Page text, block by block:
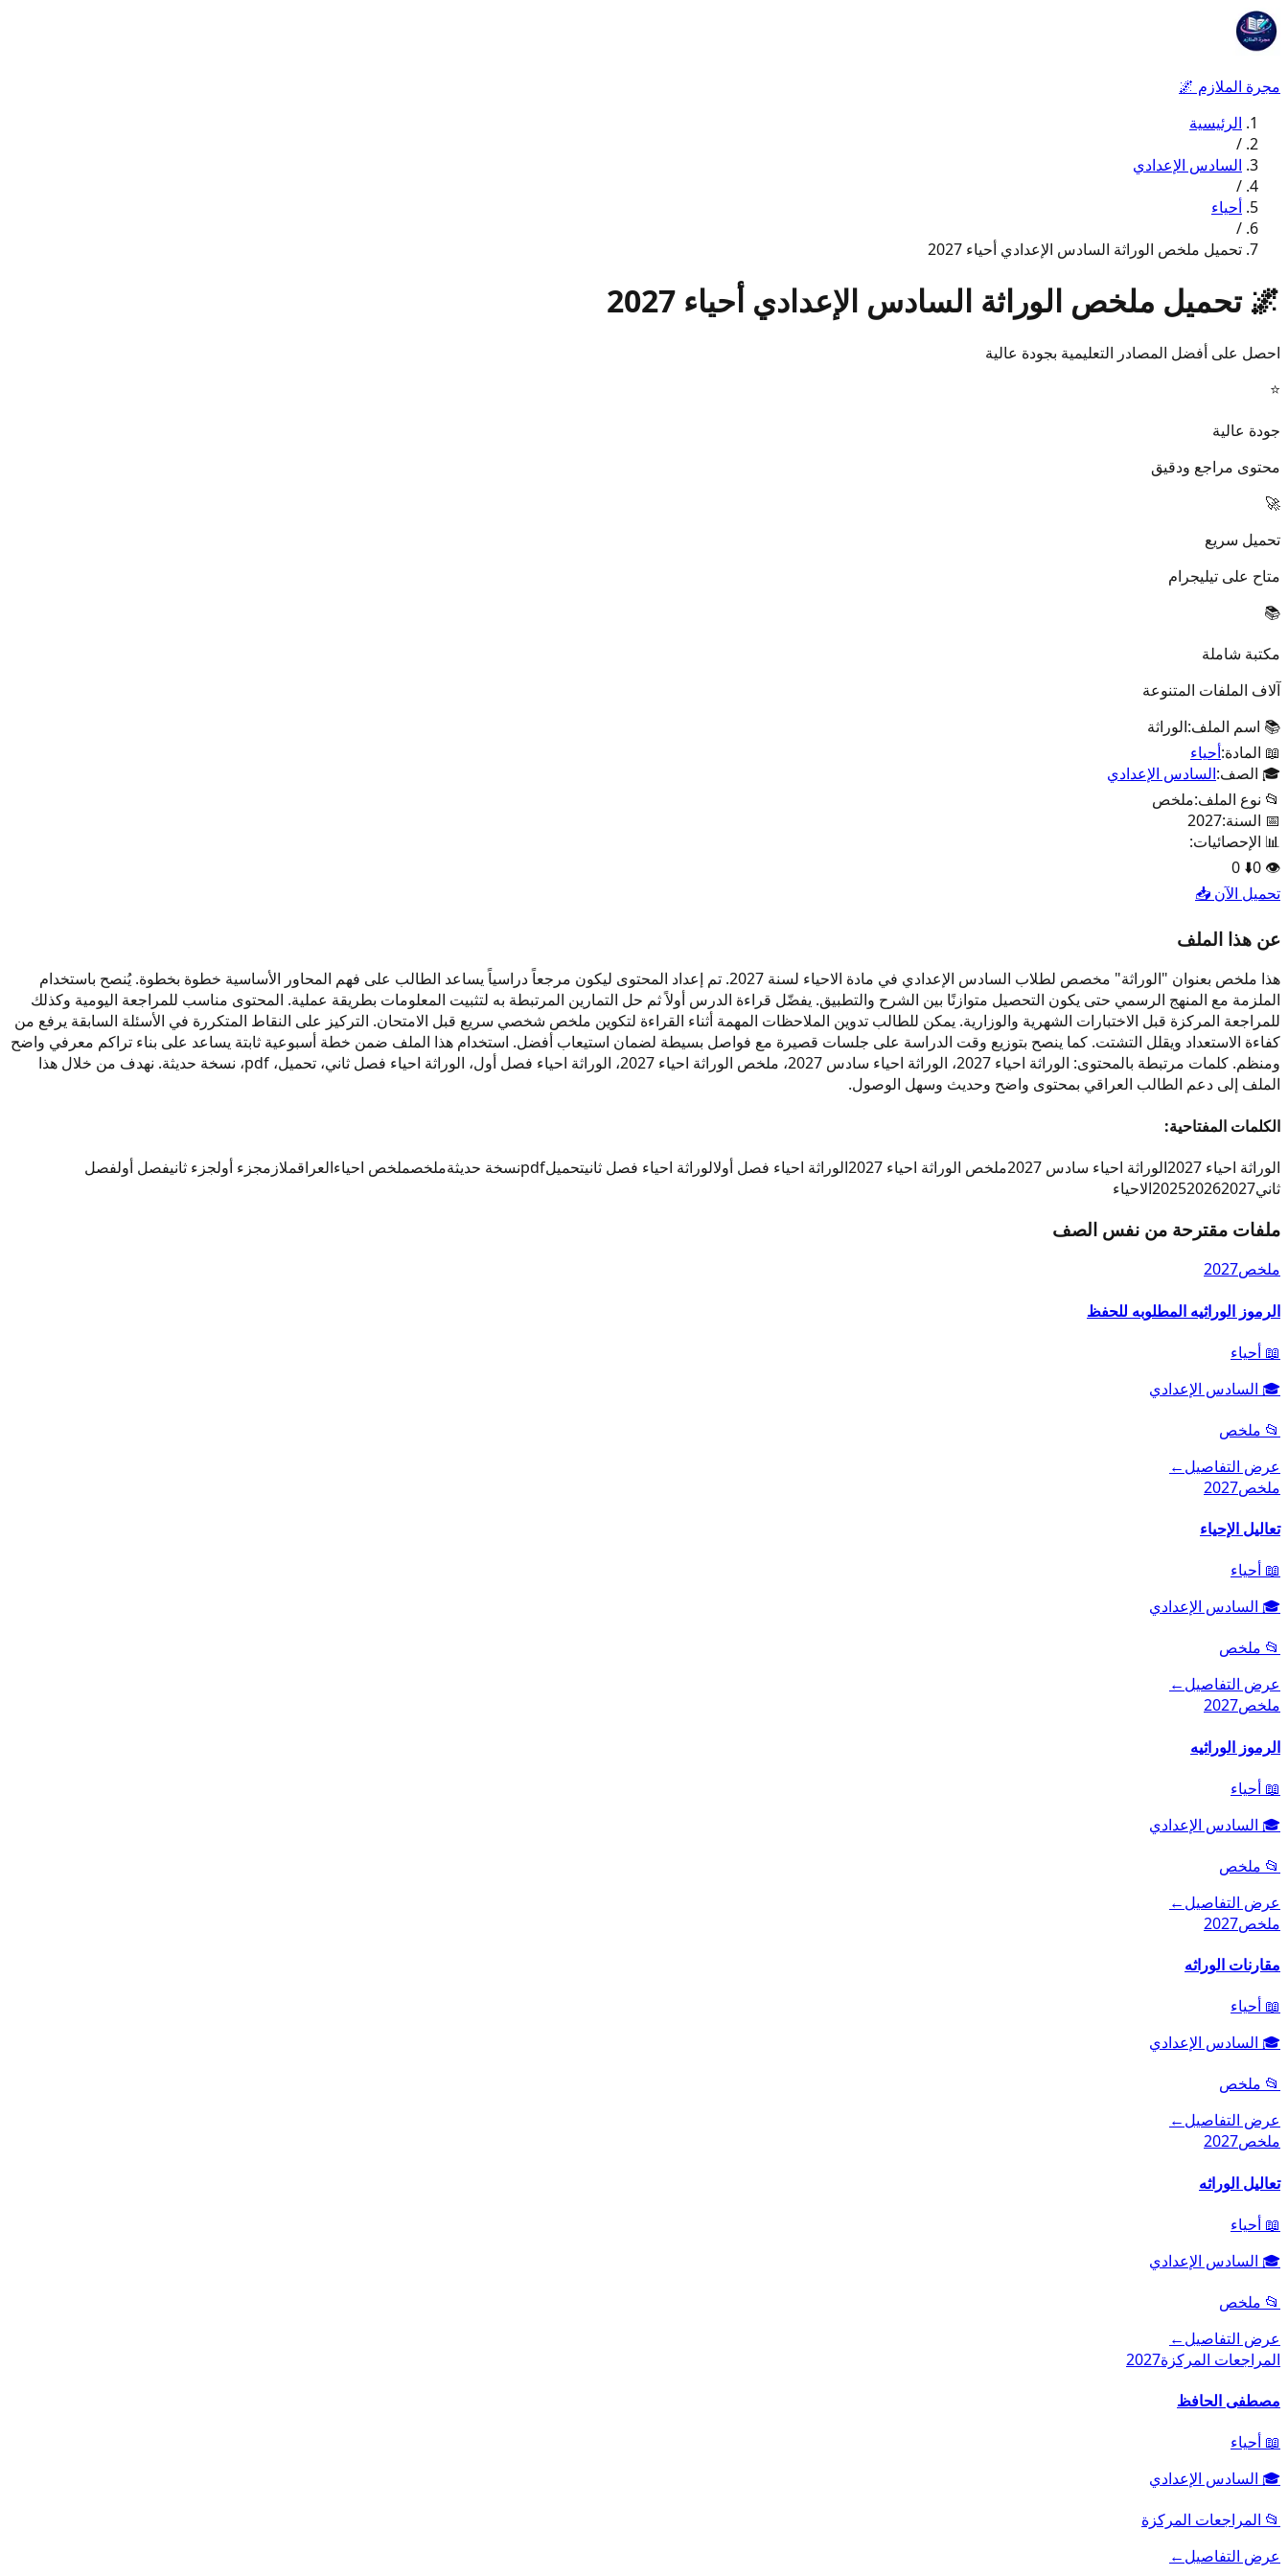
مجرة الملازم 🌌
الرئيسية
/
السادس الإعدادي
/
أحياء
/
تحميل ملخص الوراثة السادس الإعدادي أحياء 2027
🌌 تحميل ملخص الوراثة السادس الإعدادي أحياء 2027
احصل على أفضل المصادر التعليمية بجودة عالية
⭐
جودة عالية
محتوى مراجع ودقيق
🚀
تحميل سريع
متاح على تيليجرام
📚
مكتبة شاملة
آلاف الملفات المتنوعة
📚 اسم الملف:الوراثة
📖 المادة:أحياء
🎓 الصف:السادس الإعدادي
📂 نوع الملف:ملخص
📅 السنة:2027
📊 الإحصائيات:
👁️
0
⬇️
0
تحميل الآن 📥
عن هذا الملف
هذا ملخص بعنوان "الوراثة" مخصص لطلاب السادس الإعدادي في مادة الاحياء لسنة 2027. تم إعداد المحتوى ليكون مرجعاً دراسياً يساعد الطالب على فهم المحاور الأساسية خطوة بخطوة. يُنصح باستخدام
الملزمة مع المنهج الرسمي حتى يكون التحصيل متوازنًا بين الشرح والتطبيق. يفضّل قراءة الدرس أولاً ثم حل التمارين المرتبطة به لتثبيت المعلومات بطريقة عملية. المحتوى مناسب للمراجعة اليومية وكذلك
للمراجعة المركزة قبل الاختبارات الشهرية والوزارية. يمكن للطالب تدوين الملاحظات المهمة أثناء القراءة لتكوين ملخص شخصي سريع قبل الامتحان. التركيز على النقاط المتكررة في الأسئلة السابقة يرفع من
كفاءة الاستعداد ويقلل التشتت. كما ينصح بتوزيع وقت الدراسة على جلسات قصيرة مع فواصل بسيطة لضمان استيعاب أفضل. استخدام هذا الملف ضمن خطة أسبوعية ثابتة يساعد على بناء تراكم معرفي واضح
ومنظم. كلمات مرتبطة بالمحتوى: الوراثة احياء 2027، الوراثة احياء سادس 2027، ملخص الوراثة احياء 2027، الوراثة احياء فصل أول، الوراثة احياء فصل ثاني، تحميل، pdf، نسخة حديثة. نهدف من خلال هذا
الملف إلى دعم الطالب العراقي بمحتوى واضح وحديث وسهل الوصول.
الكلمات المفتاحية:
الوراثة احياء 2027
الوراثة احياء سادس 2027 ملخص الوراثة احياء 2027 الوراثة احياء فصل أولالوراثة احياء فصل ثانيتحميلpdfنسخة حديثةملخصملخص احياءالعراقملازمجزء أولجزء ثانيفصل أولفصل
ثاني
202520262027 الاحياء
ملفات مقترحة من نفس الصف
ملخص2027
الرموز الوراثيه المطلوبه للحفظ
📖 أحياء
🎓 السادس الإعدادي
📂 ملخص
عرض التفاصيل←
ملخص2027
تعاليل الإحياء
📖 أحياء
🎓 السادس الإعدادي
📂 ملخص
عرض التفاصيل←
ملخص2027
الرموز الوراثيه
📖 أحياء
🎓 السادس الإعدادي
📂 ملخص
عرض التفاصيل←
ملخص2027
مقارنات الوراثه
📖 أحياء
🎓 السادس الإعدادي
📂 ملخص
عرض التفاصيل←
ملخص2027
تعاليل الوراثه
📖 أحياء
🎓 السادس الإعدادي
📂 ملخص
عرض التفاصيل←
المراجعات المركزة2027
مصطفى الحافظ
📖 أحياء
🎓 السادس الإعدادي
📂 المراجعات المركزة
عرض التفاصيل←